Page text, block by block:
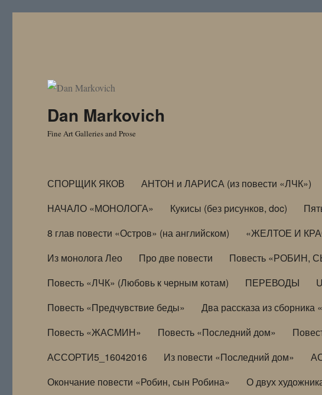
Dan Markovich
Fine Art Galleries and Prose
СПОРЩИК ЯКОВ АНТОН и ЛАРИСА (из повести «ЛЧК»)
НАЧАЛО «МОНОЛОГА»
Кукисы (без рисунков, doc)
8 глав повести «Остров» (на английском)
«ЖЕЛТОЕ И
Из монолога Лео
Про две повести Повесть «РОБИН,
Повесть «ЛЧК» (Любовь к черным котам)
ПЕРЕВОДЫ
Повесть «Предчувствие беды»
Два рассказа из сборника
Повесть «ЖАСМИН»
Повесть «Последний дом»
АССОРТИ5_16042016
Из повести «Последний дом»
Окончание повести «Робин, сын Робина»
О двух